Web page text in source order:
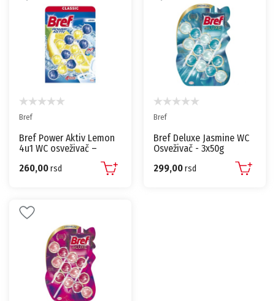
Bref
Bref Power Aktiv Lemon
4u1 WC osveživač –
260,00rsd
Bref
Bref Deluxe Jasmine WC
Osveživač - 3x50g
299,00rsd